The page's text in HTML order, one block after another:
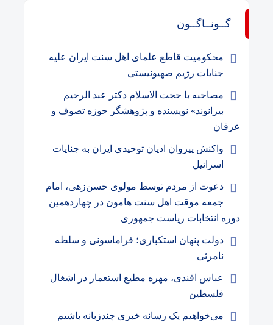
گــونــاگــون
محکومیت قاطع علمای اهل سنت ایران علیه
جنایات رژیم صهیونیستی
مصاحبه با حجت الاسلام دکتر عبد الرحیم
بیرانوند» نویسنده و پژوهشگر حوزه تصوف و
عرفان
واکنش پیروان ادیان توحیدی ایران به جنایات
اسرائیل
دعوت از مردم توسط مولوی حسن‌زهی، امام
جمعه موقت اهل سنت هامون در چهاردهمین
دوره انتخابات ریاست جمهوری
دولت پنهان استکباری؛ فراماسونی و سلطه
نامرئی
عباس افندی، مهره مطیع استعمار در اشغال
فلسطین
می‌خواهیم یک رسانه خبری چندزبانه باشیم